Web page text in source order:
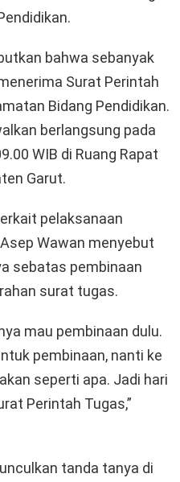
bahwa sebanyak
Surat Perintah
Bidang Pendidikan.
berlangsung pada
WIB di Ruang Rapat
Garut.
pelaksanaan
Wawan menyebut
sebatas pembinaan
surat tugas.
mau pembinaan dulu.
pembinaan, nanti ke
seperti apa. Jadi hari
Perintah Tugas,”
tanda tanya di